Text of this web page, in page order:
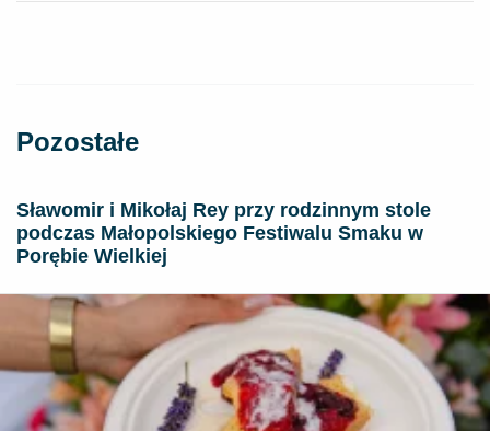
Pozostałe
Sławomir i Mikołaj Rey przy rodzinnym stole
podczas Małopolskiego Festiwalu Smaku w
Porębie Wielkiej